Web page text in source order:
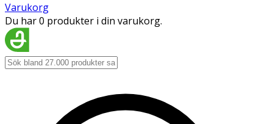
Varukorg
Du har 0 produkter i din varukorg.